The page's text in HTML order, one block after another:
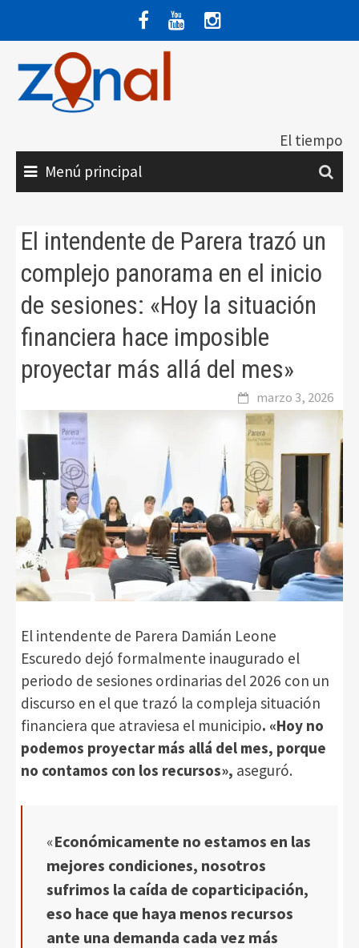
contenido
El tiempo
Menú principal
El intendente de Parera trazó un
complejo panorama en el inicio
de sesiones: «Hoy la situación
financiera hace imposible
proyectar más allá del mes»
marzo 3, 2026
El intendente de Parera Damián Leone
Escuredo dejó formalmente inaugurado el
periodo de sesiones ordinarias del 2026 con un
discurso en el que trazó la compleja situación
financiera que atraviesa el municipio. «Hoy no
podemos proyectar más allá del mes, porque
no contamos con los recursos», aseguró.
«Económicamente no estamos en las
mejores condiciones, nosotros
sufrimos la caída de coparticipación,
eso hace que haya menos recursos
ante una demanda cada vez más